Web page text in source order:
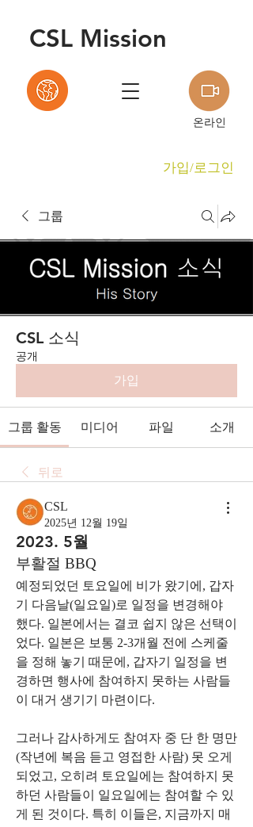
CSL Mission
온라인
가입/로그인
그룹
CSL 소식
공개
가입
그룹 활동 미디어 파일 소개
뒤로
CSL
2025년 12월 19일
2023. 5월
부활절 BBQ
예정되었던 토요일에 비가 왔기에, 갑자
기 다음날(일요일)로 일정을 변경해야
했다. 일본에서는 결코 쉽지 않은 선택이
었다. 일본은 보통 2-3개월 전에 스케줄
을 정해 놓기 때문에, 갑자기 일정을 변
경하면 행사에 참여하지 못하는 사람들
이 대거 생기기 마련이다.
그러나 감사하게도 참여자 중 단 한 명만
(작년에 복음 듣고 영접한 사람) 못 오게
되었고, 오히려 토요일에는 참여하지 못
하던 사람들이 일요일에는 참여할 수 있
게 된 것이다. 특히 이들은, 지금까지 매